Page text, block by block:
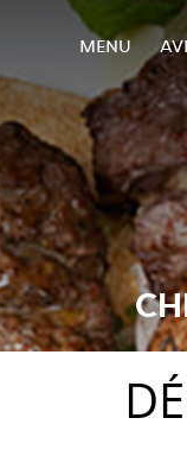
MENU